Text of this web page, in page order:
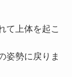
て上体を起こ
姿勢に戻りま